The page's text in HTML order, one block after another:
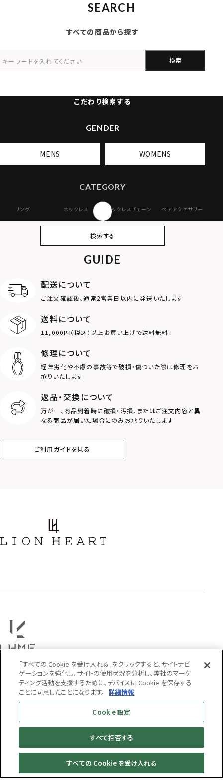
MENSWOMENS
SEARCH
すべての商品から探す
検索
こだわり検索する
GENDER
MENS WOMENS
CATEGORY
リング ネックレス ネックレスチェーン ペアアクセサリー
オンラインストア
ギフトボックス
ダブルリング
ロゴ
クラウン
フラワー
検索する
GUIDE
配送について
ご注文確認後、通常2営業日以内に発送いたします
送料について
11,000円（税込）以上お買い上げで送料無料！
修理について
経年劣化や不慮の事故等で破損・傷ついた際は修理をお
承りいたします
返品・交換について
万が一、商品到着時に破損・汚損、またはご注文内容と異
なる商品が届いた場合にのみお承りいたします
ご利用ガイドを見る
「すべての Cookie を受け入れる」をクリックすると、サイトナビ
ゲーションを強化し、サイトの使用状況を分析し、弊社のマーケ
ティング活動を支援するために、デバイスに Cookie を保存する
ことに同意したことになります。
詳細情報
Cookie 設定
すべて拒否する
すべての Cookie を受け入れる